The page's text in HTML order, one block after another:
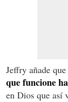
Jeffry añade
que funcione
en Dios que así